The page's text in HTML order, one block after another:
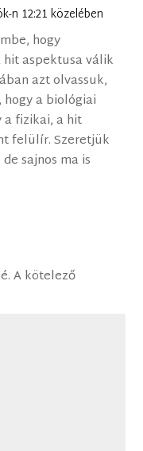
n 12:21 közelében
hogy
aspektusa válik
azt olvassuk,
hogy a biológiai
a fizikai, a hit
felülír. Szeretjük
sajnos ma is
A kötelező